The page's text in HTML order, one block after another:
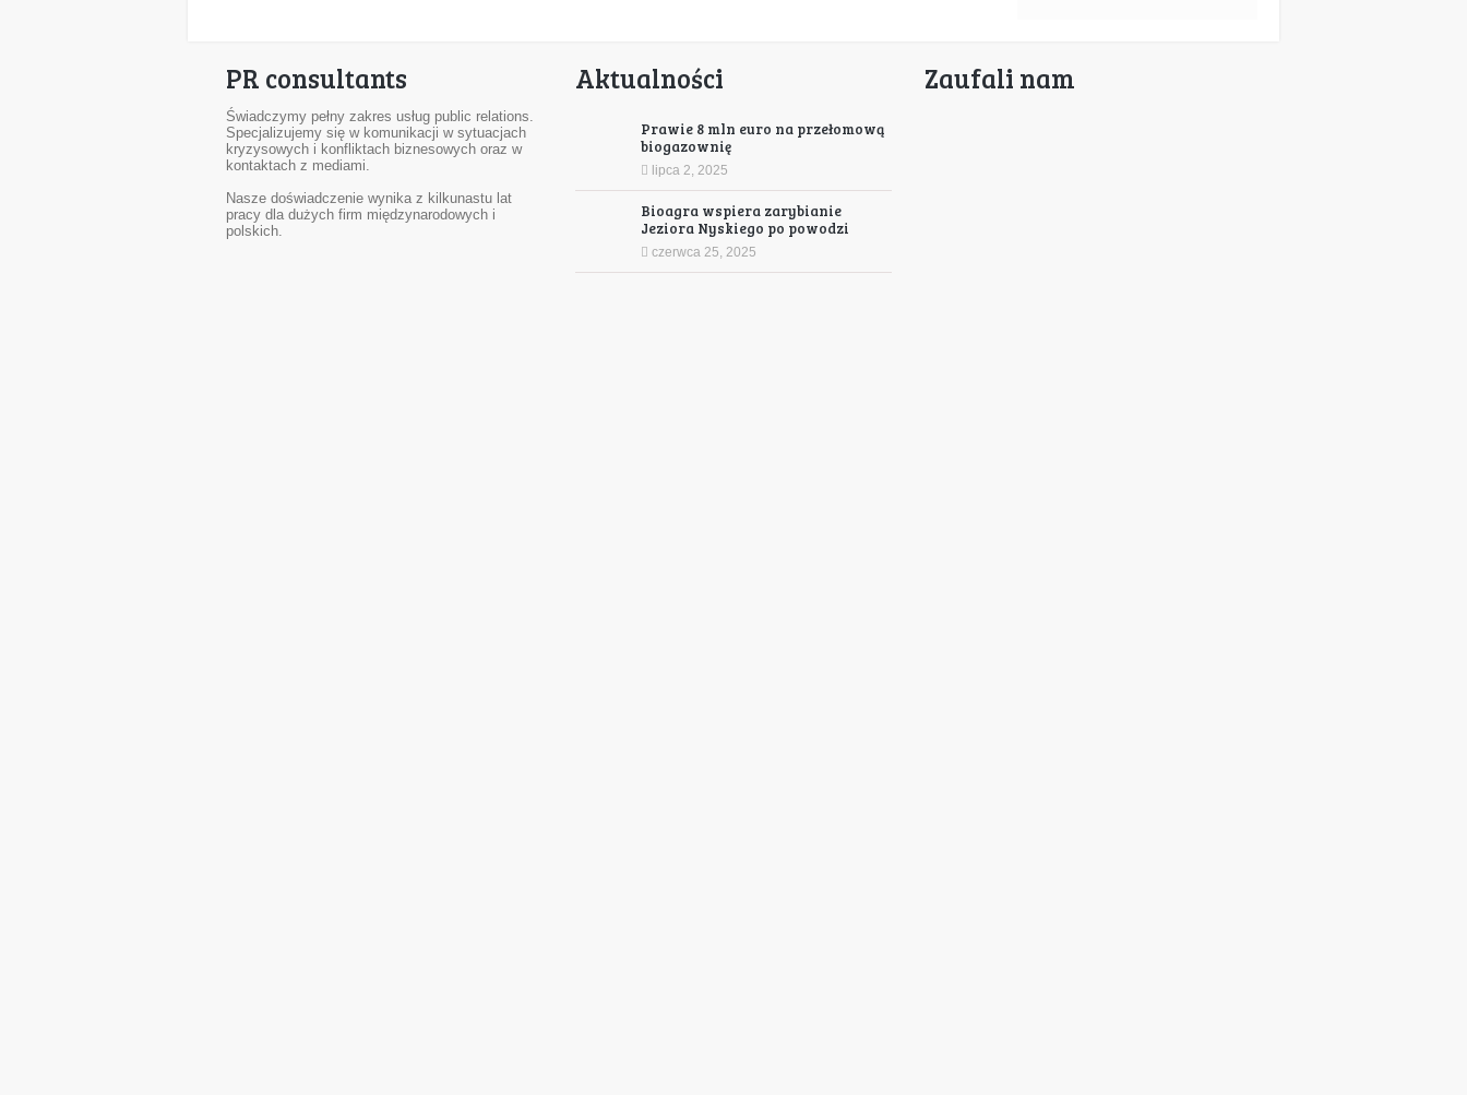
PR consultants
Świadczymy pełny zakres usług public relations.
Specjalizujemy się w komunikacji w sytuacjach
kryzysowych i konfliktach biznesowych oraz w
kontaktach z mediami.
Nasze doświadczenie wynika z kilkunastu lat
pracy dla dużych firm międzynarodowych i
polskich.
Aktualności
Prawie 8 mln euro na przełomową
biogazownię
lipca 2, 2025
Bioagra wspiera zarybianie
Jeziora Nyskiego po powodzi
czerwca 25, 2025
Zaufali nam